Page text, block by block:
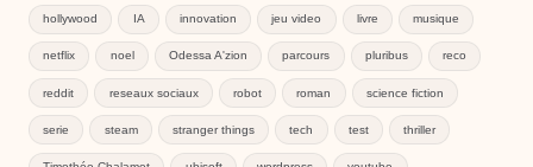
hollywood IA innovation jeu video livre musique
netflix noel Odessa A'zion parcours pluribus reco
reddit reseaux sociaux robot roman science fiction
serie steam stranger things tech test thriller